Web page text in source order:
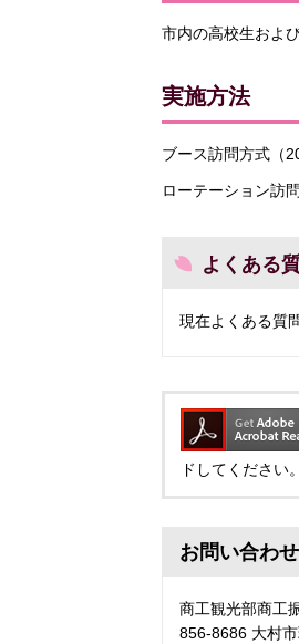
市内の高校生およ
実施方法
ブース訪問方式（
ローテーション訪
よくある
現在よくある質
ドしてください。
お問い合わせ
商工観光部商工
856-8686 大村